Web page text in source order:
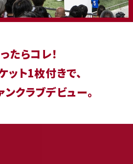
たらコレ！
ット1枚付きで、
クラブデビュー。